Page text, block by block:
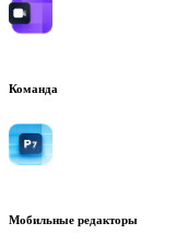
Команда
Мобильные редакторы